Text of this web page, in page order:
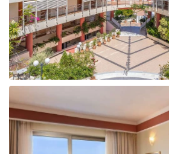
Taizeme
Turcija
Apvienotie Arābu Emirāti
Itālija
Kipra
Dominikānas Republika